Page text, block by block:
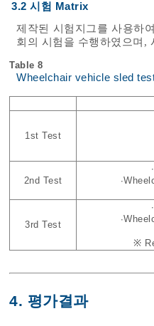
3.2 시험 Matrix
제작된 시험지그를 사용하
회의 시험을 수행하였으며,
Table 8
Wheelchair vehicle sled
1st Test
2nd Test
3rd Test
※
4. 평가결과